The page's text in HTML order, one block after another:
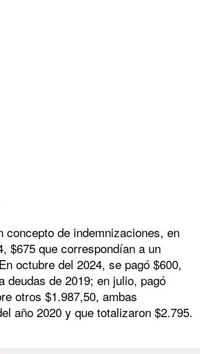
concepto de indemnizaciones, en
$675 que correspondían a un
octubre del 2024, se pagó $600,
deudas de 2019; en julio, pagó
otros $1.987,50, ambas
año 2020 y que totalizaron $2.795.